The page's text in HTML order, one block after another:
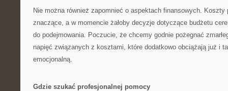
Nie można również zapomnieć o aspektach finansowych. Koszty
znaczące, a w momencie żałoby decyzje dotyczące budżetu
do podejmowania. Poczucie, że chcemy godnie pożegnać
napięć związanych z kosztami, które dodatkowo obciążają już i
emocjonalną.
Gdzie szukać profesjonalnej pomocy